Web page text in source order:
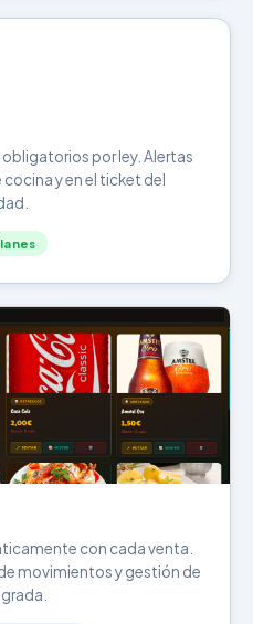
por ley. Alertas
y en el ticket del
con cada venta.
movimientos y gestión de